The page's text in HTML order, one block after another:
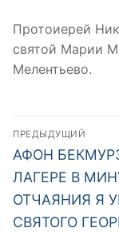
Протоиерей
святой Марии
Мелентьево.
Навигация
по
записям
ПРЕДЫДУЩИЙ
Предыдущая
запись:
АФОН
ЛАГЕРЕ В
ОТЧАЯНИЯ Я
СВЯТОГО